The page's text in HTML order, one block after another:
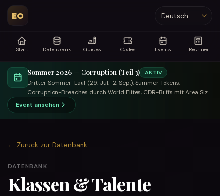
EO Sprache
Start Datenbank Guides Codes Events Rechner
Sommer 2026 — Corruption (Teil 3) AKTIV
Dritter Sommer-Lauf (29. Jul.–2. Sep.): Summer Tokens,
Corruption-Breaches durch World Elites, CDR-Buffs mit Area Size,
tauschfokussierter Händler.
Event ansehen
← Zurück zur Datenbank
DATENBANK
Klassen & Talente